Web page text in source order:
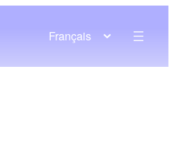
Français